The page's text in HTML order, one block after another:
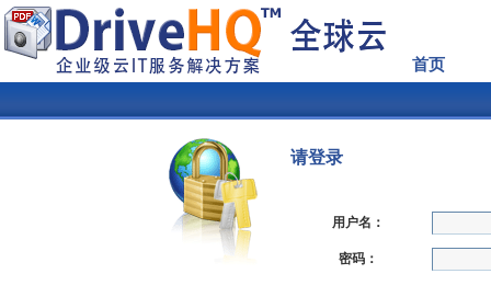
首页
请登录
用户名：
密码：